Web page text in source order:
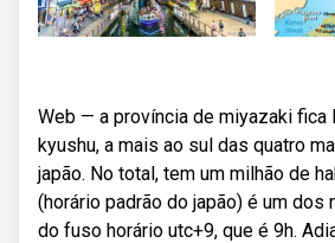
Web — a província de miyazaki fica
kyushu, a mais ao sul das quatro
japão. No total, tem um milhão de
(horário padrão do japão) é um dos
do fuso horário utc+9, que é 9h.